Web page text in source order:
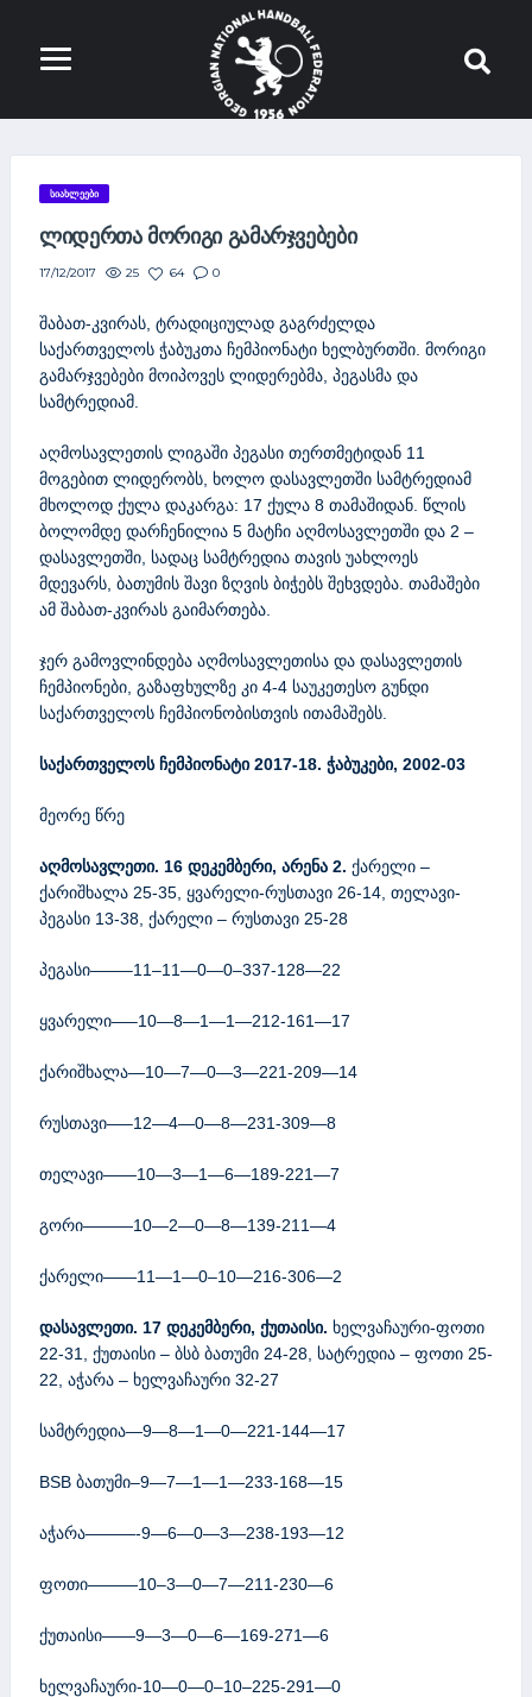
ᲡᲘᲐᲮᲚᲔᲔᲑᲘ
ᲚᲘᲓᲔᲠᲗᲐ ᲛᲝᲠᲘᲒᲘ ᲒᲐᲛᲐᲠᲯᲕᲔᲑᲔᲑᲘ
17/12/2017 25 64 0
შაბათ-კვირას, ტრადიციულად გაგრძელდა
საქართველოს ჭაბუკთა ჩემპიონატი ხელბურთში. მორიგი
გამარჯვებები მოიპოვეს ლიდერებმა, პეგასმა და
სამტრედიამ.
აღმოსავლეთის ლიგაში პეგასი თერთმეტიდან 11
მოგებით ლიდერობს, ხოლო დასავლეთში სამტრედიამ
მხოლოდ ქულა დაკარგა: 17 ქულა 8 თამაშიდან. წლის
ბოლომდე დარჩენილია 5 მატჩი აღმოსავლეთში და 2 –
დასავლეთში, სადაც სამტრედია თავის უახლოეს
მდევარს, ბათუმის შავი ზღვის ბიჭებს შეხვდება. თამაშები
ამ შაბათ-კვირას გაიმართება.
ჯერ გამოვლინდება აღმოსავლეთისა და დასავლეთის
ჩემპიონები, გაზაფხულზე კი 4-4 საუკეთესო გუნდი
საქართველოს ჩემპიონობისთვის ითამაშებს.
საქართველოს ჩემპიონატი 2017-18. ჭაბუკები, 2002-03
მეორე წრე
აღმოსავლეთი. 16 დეკემბერი, არენა 2. ქარელი –
ქარიშხალა 25-35, ყვარელი-რუსთავი 26-14, თელავი-
პეგასი 13-38, ქარელი – რუსთავი 25-28
პეგასი——–11–11—0—0–337-128—22
ყვარელი—–10—8—1—1—212-161—17
ქარიშხალა—10—7—0—3—221-209—14
რუსთავი—–12—4—0—8—231-309—8
თელავი——10—3—1—6—189-221—7
გორი———10—2—0—8—139-211—4
ქარელი——11—1—0–10—216-306—2
დასავლეთი. 17 დეკემბერი, ქუთაისი. ხელვაჩაური-ფოთი
22-31, ქუთაისი – ბსბ ბათუმი 24-28, სატრედია – ფოთი 25-
22, აჭარა – ხელვაჩაური 32-27
სამტრედია—9—8—1—0—221-144—17
BSB ბათუმი–9—7—1—1—233-168—15
აჭარა———-9—6—0—3—238-193—12
ფოთი———10–3—0—7—211-230—6
ქუთაისი——9—3—0—6—169-271—6
ხელვაჩაური-10—0—0–10–225-291—0